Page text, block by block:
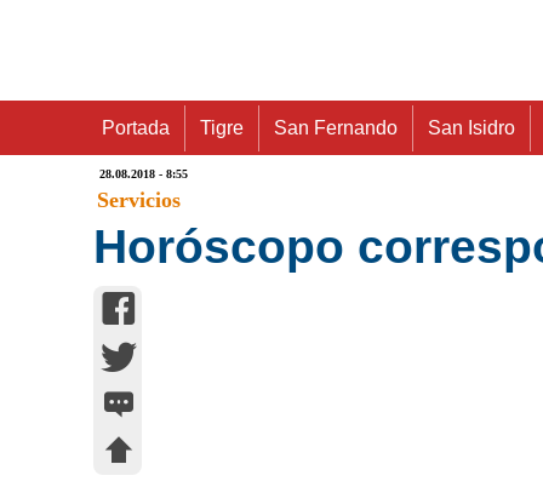
Portada Tigre San Fernando San Isidro
28.08.2018 - 8:55
Servicios
Horóscopo